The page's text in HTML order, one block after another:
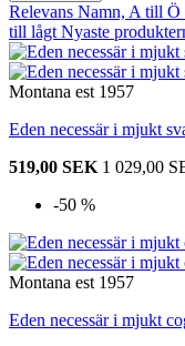
Relevans Namn, A till Ö
till lågt Nyaste
Montana est 1957
Eden necessär i mjukt
519,00 SEK 1 029,00
-50 %
Montana est 1957
Eden necessär i mjukt